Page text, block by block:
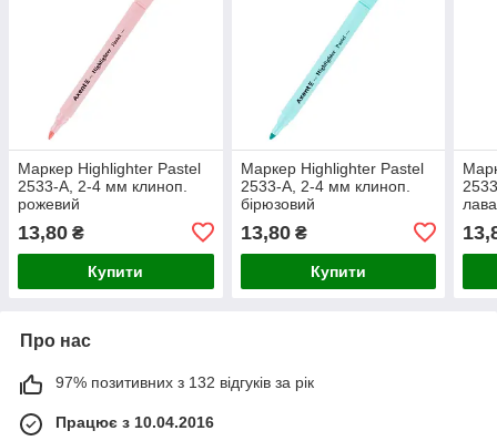
Маркер Highlighter Pastel
2533-A, 2-4 мм клиноп.
рожевий
13,80 ₴
Купити
Маркер Highlighter Pastel
2533-A, 2-4 мм клиноп.
бірюзовий
13,80₴
Купити
Про нас
97% позитивних з 132 відгуків за рік
Працює з 10.04.2016